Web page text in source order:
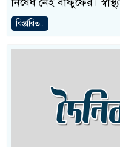
বিস্তারিত..